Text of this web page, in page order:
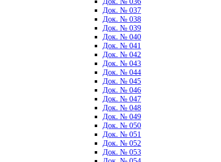
Док. № 037
Док. № 038
Док. № 039
Док. № 040
Док. № 041
Док. № 042
Док. № 043
Док. № 044
Док. № 045
Док. № 046
Док. № 047
Док. № 048
Док. № 049
Док. № 050
Док. № 051
Док. № 052
Док. № 053